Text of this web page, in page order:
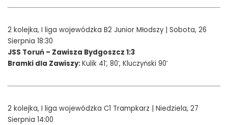
2 kolejka, I liga wojewódzka B2 Junior Młodszy | Sobota, 26
Sierpnia 18:30
JSS Toruń – Zawisza Bydgoszcz 1:3
Bramki dla Zawiszy:Kulik 41′, 80′, Kluczyński 90′
2 kolejka, I liga wojewódzka C1 Trampkarz | Niedziela, 27
Sierpnia 14:00